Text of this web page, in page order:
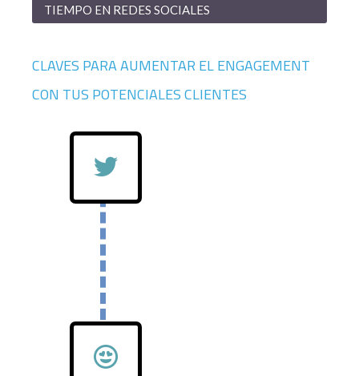
TIEMPO EN REDES SOCIALES
CLAVES PARA AUMENTAR EL ENGAGEMENT
CON TUS POTENCIALES CLIENTES